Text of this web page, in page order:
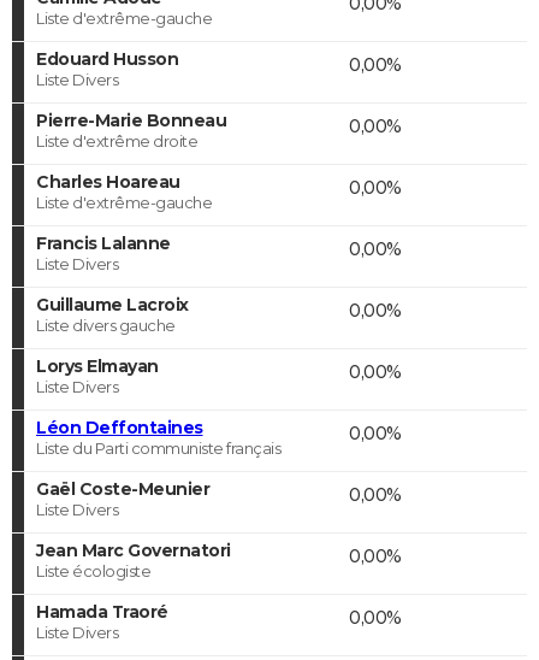
Liste d'extrême-gauche
Edouard Husson
Liste Divers
0,00%
Pierre-Marie Bonneau
Liste d'extrême droite
0,00%
Charles Hoareau
Liste d'extrême-gauche
0,00%
Francis Lalanne
Liste Divers
0,00%
Guillaume Lacroix
Liste divers gauche
0,00%
Lorys Elmayan
Liste Divers
0,00%
Léon Deffontaines
Liste du Parti communiste français
0,00%
Gaël Coste-Meunier
Liste Divers
0,00%
Jean Marc Governatori
Liste écologiste
0,00%
Hamada Traoré
Liste Divers
0,00%